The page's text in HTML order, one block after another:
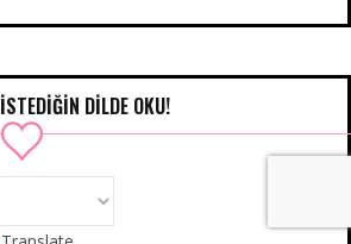
İSTEDIĞIN DILDE OKU!